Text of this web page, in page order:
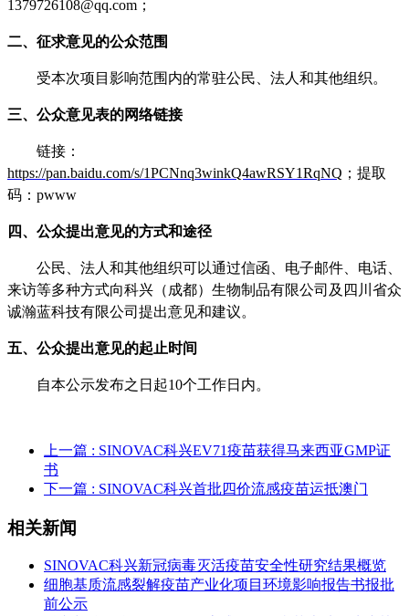
1379726108@qq.com ；
二、征求意见的公众范围
受本次项目影响范围内的常驻公民、法人和其他组织。
三、公众意见表的网络链接
链接 ：
https://pan.baidu.com/s/1PCNnq3winkQ4awRSY1RqNQ ； 提取
码 ： pwww
四、公众提出意见的方式和途径
公民、法人和其他组织可以通过信函、电子邮件、电话、
来访等多种方式向科兴（成都）生物制品有限公司及四川省众
诚瀚蓝科技有限公司提出意见和建议。
五、公众提出意见的起止时间
自本公示发布之日起10个工作日内。
上一篇 : SINOVAC科兴EV71疫苗获得马来西亚GMP证
书
下一篇 : SINOVAC科兴首批四价流感疫苗运抵澳门
相关新闻
SINOVAC科兴新冠病毒灭活疫苗安全性研究结果概览
细胞基质流感裂解疫苗产业化项目环境影响报告书报批
前公示